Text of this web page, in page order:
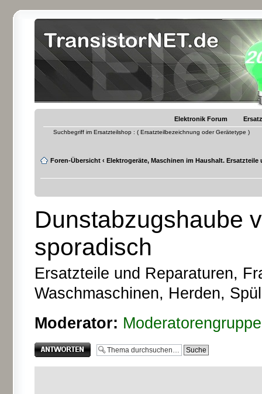
Elektronik Forum
Suchbegriff im Ersatzteilshop : ( Ersatzteilbezeichnung oder Gerätetype )
Foren-Übersicht ‹ Elektrogeräte, Maschinen im Haushalt. Ersatzteile
Dunstabzugshaube
sporadisch
Ersatzteile und Reparaturen,
Waschmaschinen, Herden,
Moderator: Moderatorengruppe
Antwort erstellen